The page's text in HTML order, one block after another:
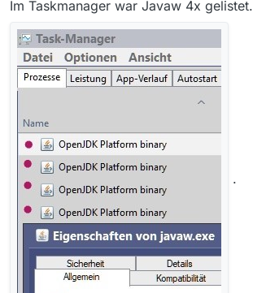
Im Taskmanager war Javaw 4x gelistet.
.